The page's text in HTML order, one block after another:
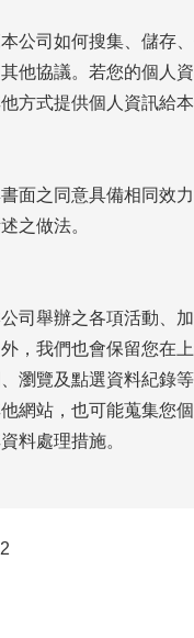
公司如何搜集、儲存
他協議。若您的個人
方式提供個人資訊給
面之同意具備相同效
之做法。
司舉辦之各項活動、
，我們也會保留您在
瀏覽及點選資料紀錄
網站，也可能蒐集您
料處理措施。
保存在本網站的資料